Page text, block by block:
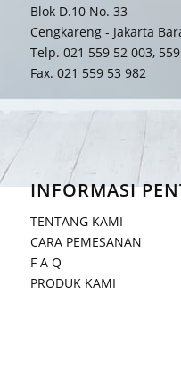
Blok D.10 No. 33
Cengkareng - Jakarta
Telp. 021 559 52 003,
Fax. 021 559 53 982
INFORMASI
TENTANG KAMI
CARA PEMESANAN
F A Q
PRODUK KAMI